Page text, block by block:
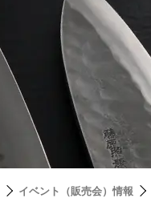
イベント（販売会）情報